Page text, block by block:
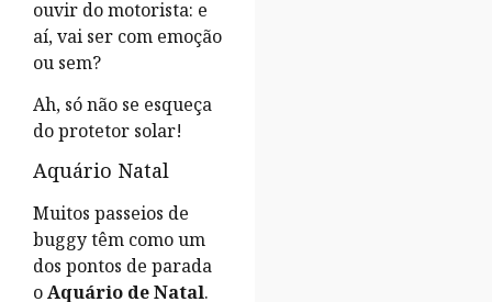
ouvir do motorista: e
aí, vai ser com emoção
ou sem?
Ah, só não se esqueça
do protetor solar!
Aquário Natal
Muitos passeios de
buggy têm como um
dos pontos de parada
oAquário de Natal.